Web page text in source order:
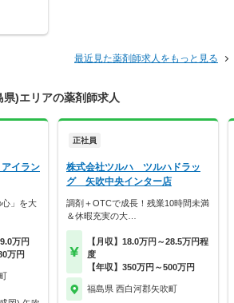
最近見た薬剤師求人をもっと見る
)エリアの薬剤師求人
イラン
心」を大
万円
万円
正社員
株式会社ツルハ ツルハドラッ
グ 矢吹中央インター店
調剤＋OTCで成長！残業10時間未満
＆休暇充実の大…
【月収】18.0万円～28.5万円程
度
【年収】350万円～500万円
福島県 西白河郡矢吹町